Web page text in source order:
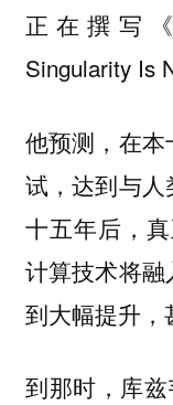
正在撰写
Singularity Is
他预测，在
试，达到与
十五年后，
计算技术将
到大幅提升，
到那时，库